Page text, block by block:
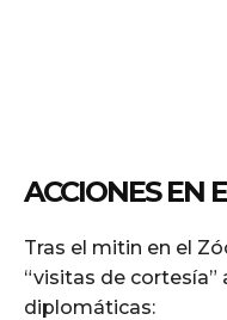
ACCIONES EN
Tras el mitin en el
“visitas de
diplomáticas: